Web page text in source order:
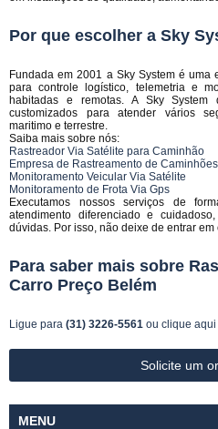
Por que escolher a Sky
Fundada em 2001 a Sky System é
para controle logístico, telemetria e
habitadas e remotas. A Sky System
customizados para atender vários
maritimo e terrestre.
Saiba mais sobre nós:
Rastreador Via Satélite para Caminhão
Empresa de Rastreamento de Caminhões
Monitoramento Veicular Via Satélite
Monitoramento de Frota Via Gps
Executamos nossos serviços de
atendimento diferenciado e
dúvidas. Por isso, não deixe de entrar
Para saber mais sobre
Carro Preço Belém
Ligue para (31) 3226-5561 ou clique aqui
Solicite um
MENU